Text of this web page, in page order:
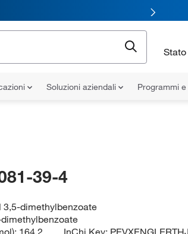
Soluzioni aziendali Programmi
39-4
3,5-dimethylbenzoate
164.2
InChi Key: